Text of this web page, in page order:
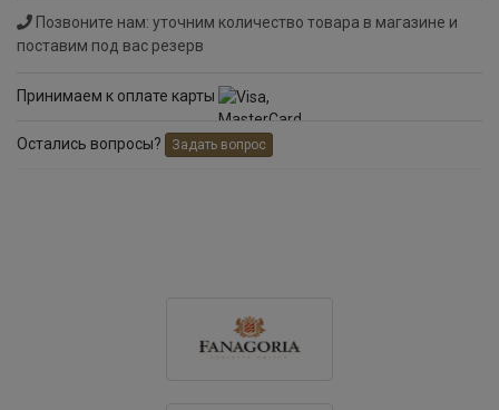
Позвоните нам: уточним количество товара в магазине и
поставим под вас резерв
Принимаем к оплате карты
Остались вопросы? Задать вопрос